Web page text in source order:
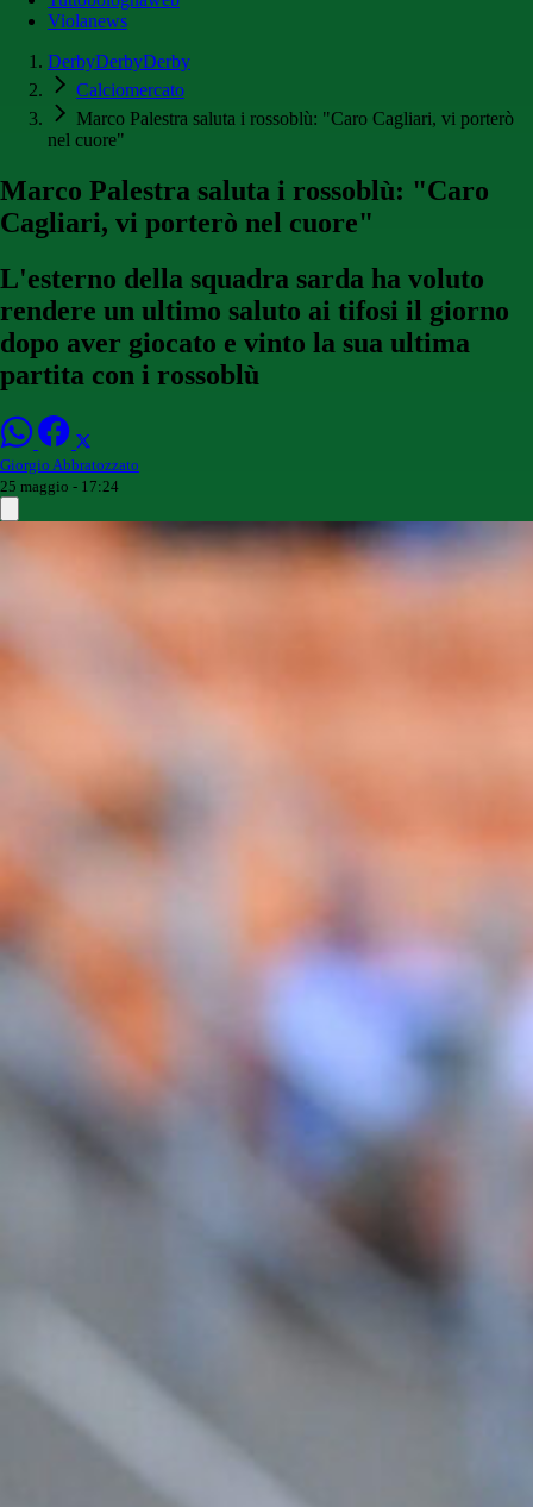
Violanews
DerbyDerbyDerby
Calciomercato
Marco Palestra saluta i rossoblù: "Caro Cagliari, vi porterò
nel cuore"
Marco Palestra saluta i rossoblù: "Caro
Cagliari, vi porterò nel cuore"
L'esterno della squadra sarda ha voluto
rendere un ultimo saluto ai tifosi il giorno
dopo aver giocato e vinto la sua ultima
partita con i rossoblù
Giorgio Abbratozzato
25 maggio - 17:24